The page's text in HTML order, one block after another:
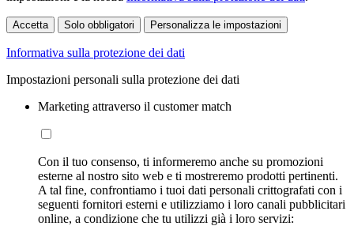
Accetta Solo obbligatori Personalizza le impostazioni
Informativa sulla protezione dei dati
Impostazioni personali sulla protezione dei dati
Marketing attraverso il customer match
Con il tuo consenso, ti informeremo anche su promozioni
esterne al nostro sito web e ti mostreremo prodotti pertinenti.
A tal fine, confrontiamo i tuoi dati personali crittografati con i
seguenti fornitori esterni e utilizziamo i loro canali pubblicitari
online, a condizione che tu utilizzi già i loro servizi: